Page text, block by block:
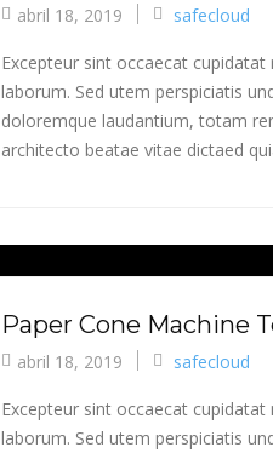
abril 18, 2019 safecloud
Excepteur sint occaecat
laborum. Sed utem perspiciatis
doloremque laudantium, totam
architecto beatae vitae dictaed
Paper Cone Machine
abril 18, 2019 safecloud
Excepteur sint occaecat
laborum. Sed utem perspiciatis